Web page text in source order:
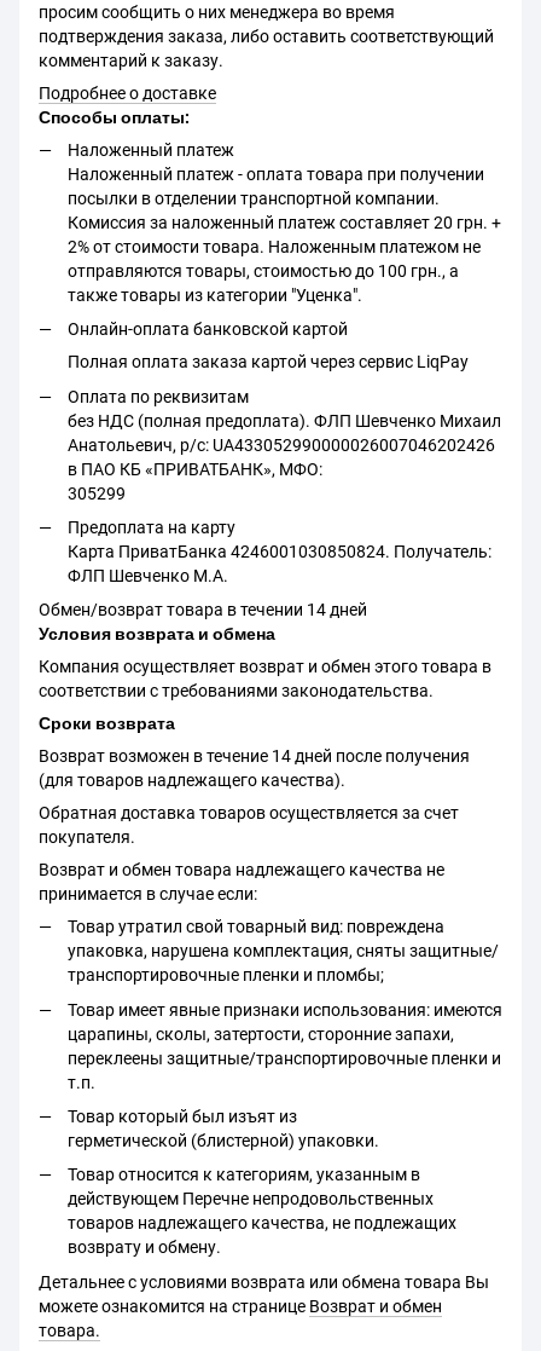
просим сообщить о них менеджера во время
подтверждения заказа, либо оставить соответствующий
комментарий к заказу.
Подробнее о доставке
Способы оплаты:
Наложенный платеж
Наложенный платеж - оплата товара при получении
посылки в отделении транспортной компании.
Комиссия за наложенный платеж составляет 20 грн. +
2% от стоимости товара. Наложенным платежом не
отправляются товары, стоимостью до 100 грн., а
также товары из категории "Уценка".
Онлайн-оплата банковской картой
Полная оплата заказа картой через сервис LiqPay
Оплата по реквизитам
без НДС (полная предоплата). ФЛП Шевченко Михаил
Анатольевич, р/с: UA433052990000026007046202426
в ПАО КБ «ПРИВАТБАНК», МФО:
305299
Предоплата на карту
Карта ПриватБанка 4246001030850824. Получатель:
ФЛП Шевченко М.А.
Обмен/возврат товара в течении 14 дней
Условия возврата и обмена
Компания осуществляет возврат и обмен этого товара в
соответствии с требованиями законодательства.
Сроки возврата
Возврат возможен в течение 14 дней после получения
(для товаров надлежащего качества).
Обратная доставка товаров осуществляется за счет
покупателя.
Возврат и обмен товара надлежащего качества не
принимается в случае если:
Товар утратил свой товарный вид: повреждена
упаковка, нарушена комплектация, сняты защитные/
транспортировочные пленки и пломбы;
Товар имеет явные признаки использования: имеются
царапины, сколы, затертости, сторонние запахи,
переклеены защитные/транспортировочные пленки и
т.п.
Товар который был изъят из
герметической (блистерной) упаковки.
Товар относится к категориям, указанным в
действующем Перечне непродовольственных
товаров надлежащего качества, не подлежащих
возврату и обмену.
Детальнее с условиями возврата или обмена товара Вы
можете ознакомится на странице Возврат и обмен
товара.